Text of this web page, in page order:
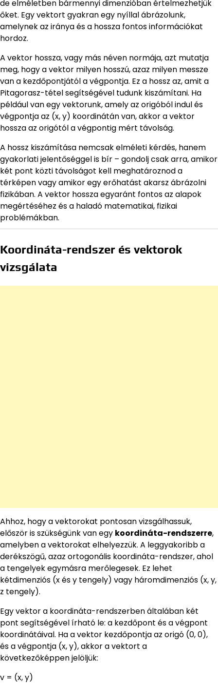
de elméletben bármennyi dimenzióban értelmezhetjük
őket. Egy vektort gyakran egy nyíllal ábrázolunk,
amelynek az iránya és a hossza fontos információkat
hordoz.
A vektor hossza, vagy más néven normája, azt mutatja
meg, hogy a vektor milyen hosszú, azaz milyen messze
van a kezdőpontjától a végpontja. Ez a hossz az, amit a
Pitagorasz-tétel segítségével tudunk kiszámítani. Ha
például van egy vektorunk, amely az origóból indul és
végpontja az (x, y) koordinátán van, akkor a vektor
hossza az origótól a végpontig mért távolság.
A hossz kiszámítása nemcsak elméleti kérdés, hanem
gyakorlati jelentőséggel is bír – gondolj csak arra, amikor
két pont közti távolságot kell meghatároznod a
térképen vagy amikor egy erőhatást akarsz ábrázolni
fizikában. A vektor hossza egyaránt fontos az alapok
megértéséhez és a haladó matematikai, fizikai
problémákban.
Koordináta-rendszer és vektorok
vizsgálata
Ahhoz, hogy a vektorokat pontosan vizsgálhassuk,
először is szükségünk van egy koordináta-rendszerre,
amelyben a vektorokat elhelyezzük. A leggyakoribb a
derékszögű, azaz ortogonális koordináta-rendszer, ahol
a tengelyek egymásra merőlegesek. Ez lehet
kétdimenziós (x és y tengely) vagy háromdimenziós (x, y,
z tengely).
Egy vektor a koordináta-rendszerben általában két
pont segítségével írható le: a kezdőpont és a végpont
koordinátáival. Ha a vektor kezdőpontja az origó (0, 0),
és a végpontja (x, y), akkor a vektort a
következőképpen jelöljük:
v = (x, y)